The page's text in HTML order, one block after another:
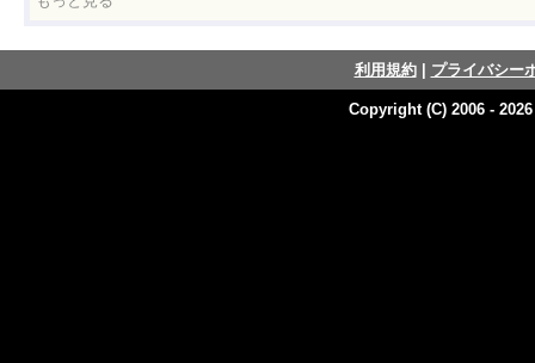
利用規約| プライバシー
Copyright (C) 2006 -